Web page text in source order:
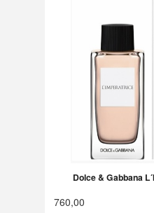
Dolce & Gabbana
760,00